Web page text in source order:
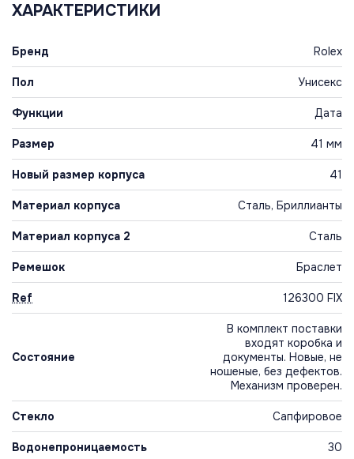
ХАРАКТЕРИСТИКИ
Бренд Rolex
Пол Унисекс
Функции Дата
Размер 41 мм
Новый размер корпуса 41
Материал корпуса Сталь, Бриллианты
Материал корпуса 2 Сталь
Ремешок Браслет
Ref 126300 FIX
Состояние
В комплект поставки
входят коробка и
документы. Новые, не
ношеные, без дефектов.
Механизм проверен.
Стекло Сапфировое
Водонепроницаемость 30